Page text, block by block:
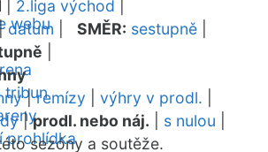
webu
tribun
prohlídka
2.liga východ
datum SMĚR: sestupně
|remízy výhry v prodl.
|prodl. nebo náj. s nulou
sezóny a soutěže.